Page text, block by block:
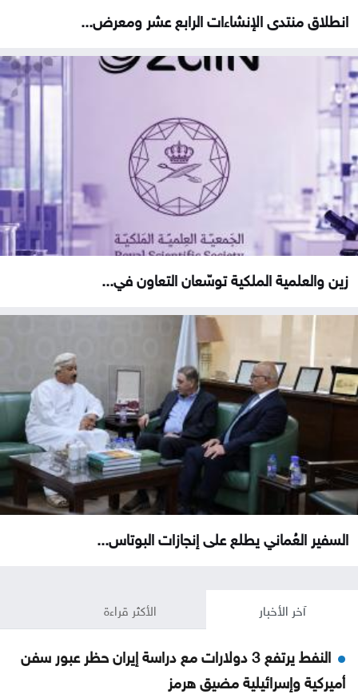
انطلاق منتدى الإنشاءات الرابع عشر ومعرض...
زين والعلمية الملكية توسّعان التعاون في...
السفير العُماني يطلع على إنجازات البوتاس...
آخر الأخبار الأكثر قراءة
النفط يرتفع 3 دولارات مع دراسة إيران حظر عبور سفن
أميركية وإسرائيلية مضيق هرمز